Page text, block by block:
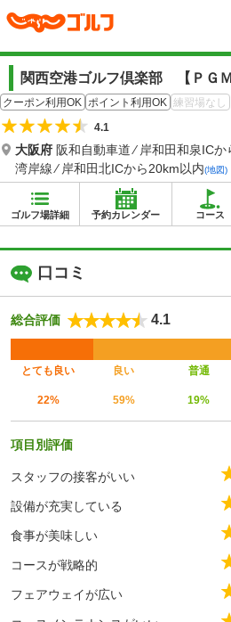
関西空港ゴルフ倶楽部 【ＰＧＭ
クーポン利用OK ポイント利用OK 練習場なし
4.1
大阪府 阪和自動車道 ⁄ 岸和田和泉IC
湾岸線 ⁄ 岸和田北ICから20km以内(地図)
ゴルフ場詳細 予約カレンダー コース
口コミ
総合評価 4.1
とても良い 良い 普通
22% 59% 19%
項目別評価
スタッフの接客がいい
設備が充実している
食事が美味しい
コースが戦略的
フェアウェイが広い